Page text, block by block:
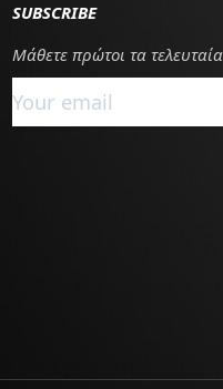
SUBSCRIBE
Μάθετε πρώτοι τα